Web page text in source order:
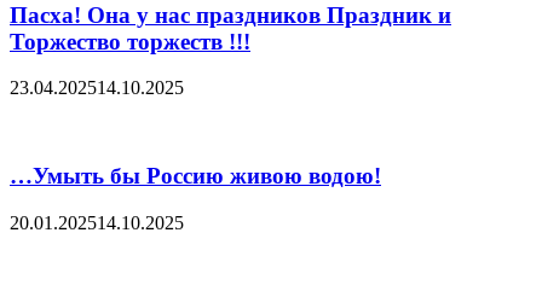
Пасха! Она у нас праздников Праздник и
Торжество торжеств !!!
23.04.202514.10.2025
…Умыть бы Россию живою водою!
20.01.202514.10.2025